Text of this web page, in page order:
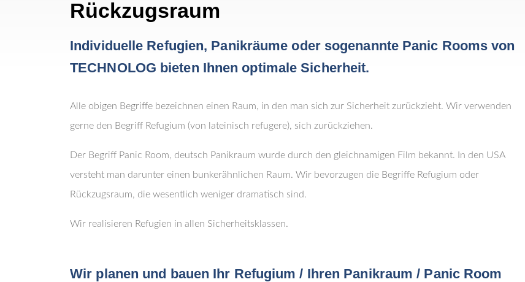
Rückzugsraum
Individuelle Refugien, Panikräume oder sogenannte Panic Rooms von
TECHNOLOG bieten Ihnen optimale Sicherheit.
Alle obigen Begriffe bezeichnen einen Raum, in den man sich zur Sicherheit zurückzieht. Wir verwenden
gerne den Begriff Refugium (von lateinisch refugere), sich zurückziehen.
Der Begriff Panic Room, deutsch Panikraum wurde durch den gleichnamigen Film bekannt. In den USA
versteht man darunter einen bunkerähnlichen Raum. Wir bevorzugen die Begriffe Refugium oder
Rückzugsraum, die wesentlich weniger dramatisch sind.
Wir realisieren Refugien in allen Sicherheitsklassen.
Wir planen und bauen Ihr Refugium / Ihren Panikraum / Panic Room